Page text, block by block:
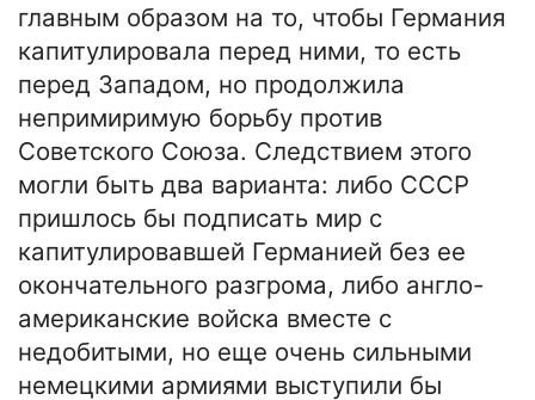
главным образом на то, чтобы Германия
капитулировала перед ними, то есть
перед Западом, но продолжила
непримиримую борьбу против
Советского Союза. Следствием этого
могли быть два варианта: либо СССР
пришлось бы подписать мир с
капитулировавшей Германией без ее
окончательного разгрома, либо англо-
американские войска вместе с
недобитыми, но еще очень сильными
немецкими армиями выступили бы